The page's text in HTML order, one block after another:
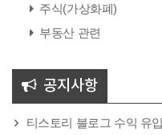
주식(가상화폐)
부동산 관련
공지사항
티스토리 블로그 수익 유